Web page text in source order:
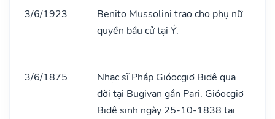
3/6/1923
Benito Mussolini trao cho phụ nữ
quyền bầu cử tại Ý.
3/6/1875
Nhạc sĩ Pháp Gióocgiơ Bidê qua
đời tại Bugivan gần Pari. Gióocgiơ
Bidê sinh ngày 25-10-1838 tại